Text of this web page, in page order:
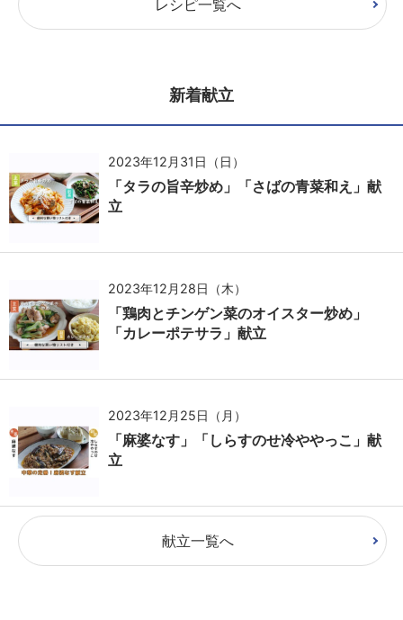
レシピ一覧へ
新着献立
2023年12月31日（日）
「タラの旨辛炒め」「さばの青菜和え」献
立
2023年12月28日（木）
「鶏肉とチンゲン菜のオイスター炒め」
「カレーポテサラ」献立
2023年12月25日（月）
「麻婆なす」「しらすのせ冷ややっこ」献
立
献立一覧へ